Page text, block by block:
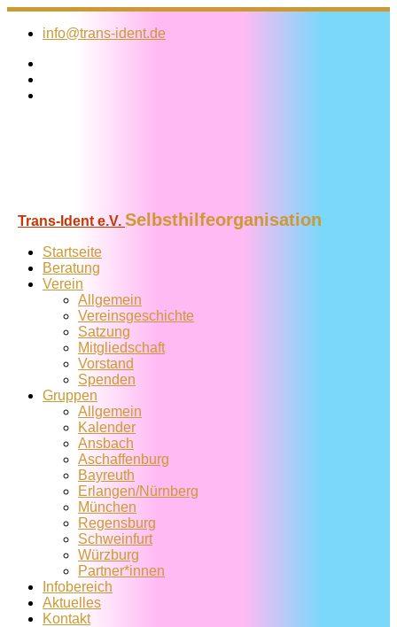
Zum
Inhalt
info@trans-ident.de
Trans-Ident e.V. Selbsthilfeorganisation
Startseite
Beratung
Verein
Allgemein
Vereins­geschichte
Satzung
Mitglied­schaft
Vorstand
Spenden
Gruppen
Allgemein
Kalender
Ansbach
Aschaffenburg
Bayreuth
Erlangen/Nürnberg
München
Regensburg
Schweinfurt
Würzburg
Partner*innen
Infobereich
Aktuelles
Kontakt